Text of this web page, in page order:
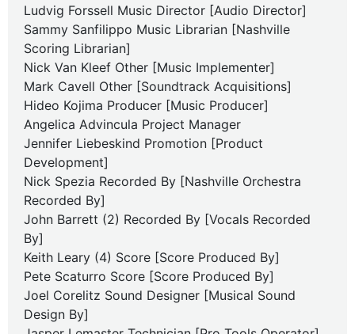
Ludvig Forssell Music Director [Audio Director]
Sammy Sanfilippo Music Librarian [Nashville
Scoring Librarian]
Nick Van Kleef Other [Music Implementer]
Mark Cavell Other [Soundtrack Acquisitions]
Hideo Kojima Producer [Music Producer]
Angelica Advincula Project Manager
Jennifer Liebeskind Promotion [Product
Development]
Nick Spezia Recorded By [Nashville Orchestra
Recorded By]
John Barrett (2) Recorded By [Vocals Recorded
By]
Keith Leary (4) Score [Score Produced By]
Pete Scaturro Score [Score Produced By]
Joel Corelitz Sound Designer [Musical Sound
Design By]